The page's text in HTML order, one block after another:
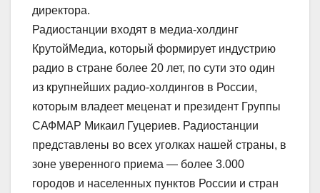
директора.
Радиостанции входят в медиа-холдинг
КрутойМедиа, который формирует индустрию
радио в стране более 20 лет, по сути это один
из крупнейших радио-холдингов в России,
которым владеет меценат и президент Группы
САФМАР Микаил Гуцериев. Радиостанции
представлены во всех уголках нашей страны, в
зоне уверенного приема — более 3.000
городов и населенных пунктов России и стран